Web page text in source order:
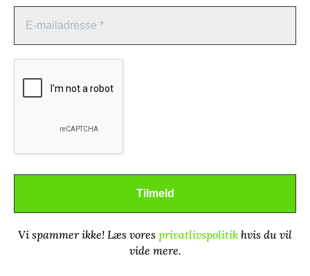
Administrer samtykke
For at give dig de bedste oplevelser bruger vi teknologier som cookies til
at gemme og/eller få adgang til enhedsoplysninger. Hvis du giver dit
dit samtykke eller trækker dit samtykke tilbage, kan det have en negativ
Afvis
Se præferencer
Vi spammer ikke! Læs vores privatlivspolitik hvis du vil
vide mere.
Mere om oversættelse
Dansk Oversætterleksikon
Counterpoint / Contrepoint
Refugiesteder i verden